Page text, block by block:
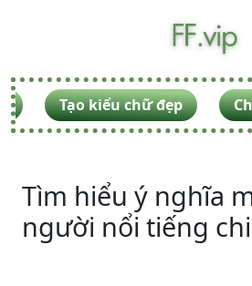
Tạo kiểu chữ đẹp
Tìm hiểu ý nghĩa
người nổi tiếng